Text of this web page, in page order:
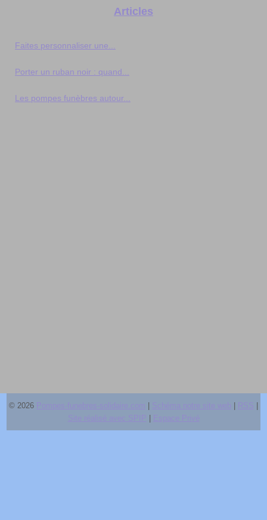
Articles
Faites personnaliser une...
Porter un ruban noir : quand...
Les pompes funèbres autour...
© 2026 | |
|
|